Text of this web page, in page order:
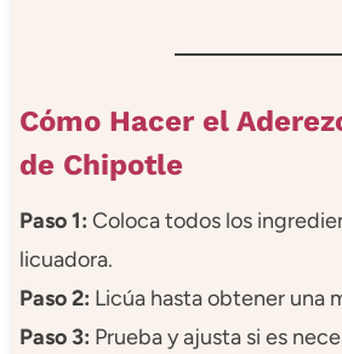
Cómo Hacer el
de Chipotle
Paso 1: Coloca todos los
licuadora.
Paso 2: Licúa hasta obtener una
Paso 3: Prueba y ajusta si es